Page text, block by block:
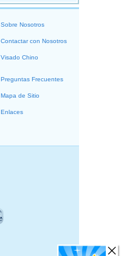
Sobre Nosotros
Contactar con Nosotros
Visado Chino
Preguntas Frecuentes
Mapa de Sitio
Enlaces